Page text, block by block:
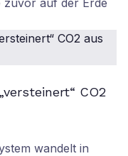
zuvor auf der Erde
CO2
wandelt in